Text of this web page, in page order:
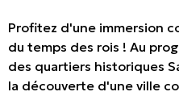
Profitez d'une immersion
du temps des rois ! Au
des quartiers historiques
la découverte d'une ville